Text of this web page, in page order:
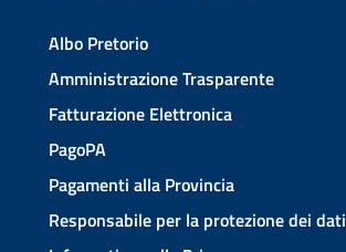
Albo Pretorio
Amministrazione Trasparente
Fatturazione Elettronica
PagoPA
Pagamenti alla Provincia
Responsabile per la protezione dei dati